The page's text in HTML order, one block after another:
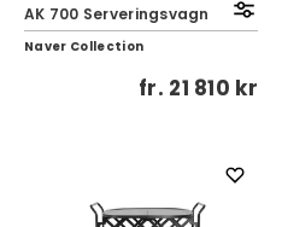
AK 700 Serveringsvagn
Naver Collection
fr. 21 810 kr